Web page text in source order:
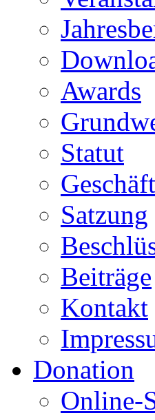
Awards
Statut
Satzung
Beiträge
Kontakt
Donation
Online-